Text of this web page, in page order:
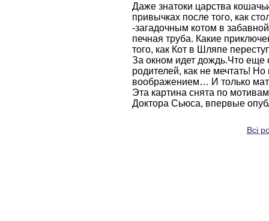
Даже знатоки царства
привычках после того, как
-загадочным котом в
печная труба. Какие
того, как Кот в Шляпе
За окном идет дождь.Что еще
родителей, как не мечтать!
воображением… И только
Эта картина снята по
Доктора Сьюса, впервые
Всі